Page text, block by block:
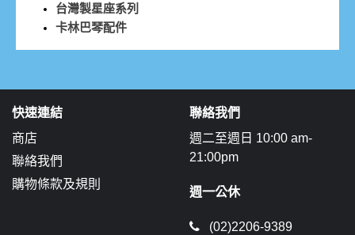
台灣製星座系列
卡林巴琴配件
快速連結
商店
聯絡我們
購物條款及規則
聯絡我們
週二至週日 10:00 am-
21:00pm
週一公休
(02)2206-9389